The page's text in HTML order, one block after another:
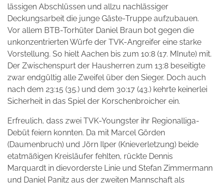
lässigen Abschlüssen und allzu nachlässiger
Deckungsarbeit die junge Gäste-Truppe aufzubauen.
Vor allem BTB-Torhüter Daniel Braun bot gegen die
unkonzentrierten Würfe der TVK-Angreifer eine starke
Vorstellung. So hielt Aachen bis zum 10:8 (17. MInute) mit.
Der Zwischenspurt der Hausherren zum 13:8 beseitigte
zwar endgültig alle Zweifel über den Sieger. Doch auch
nach dem 23:15 (35.) und dem 30:17 (43.) kehrte keinerlei
Sicherheit in das Spiel der Korschenbroicher ein.
Erfreulich, dass zwei TVK-Youngster ihr Regionalliga-
Debüt feiern konnten. Da mit Marcel Görden
(Daumenbruch) und Jörn Ilper (Knieverletzung) beide
etatmäßigen Kreisläufer fehlten, rückte Dennis
Marquardt in dievorderste Linie und Stefan Zimmermann
und Daniel Panitz aus der zweiten Mannschaft als